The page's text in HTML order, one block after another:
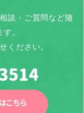
談・ご質問など随
。
ください。
こちら